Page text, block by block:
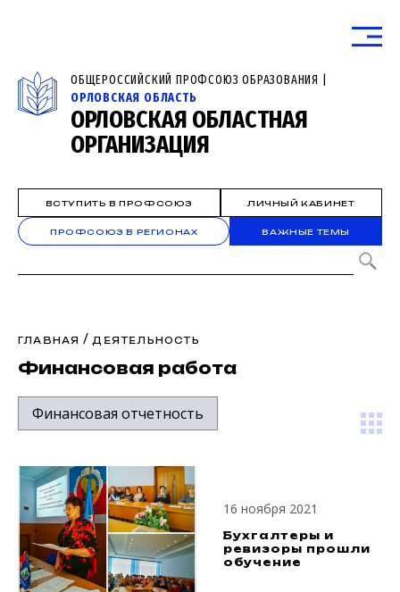
ОБЩЕРОССИЙСКИЙ ПРОФСОЮЗ ОБРАЗОВАНИЯ |
ОРЛОВСКАЯ ОБЛАСТЬ
ОРЛОВСКАЯ ОБЛАСТНАЯ
ОРГАНИЗАЦИЯ
ВСТУПИТЬ В ПРОФСОЮЗ ЛИЧНЫЙ КАБИНЕТ
ПРОФСОЮЗ В РЕГИОНАХ ВАЖНЫЕ ТЕМЫ
ГЛАВНАЯ /ДЕЯТЕЛЬНОСТЬ
Финансовая работа
Финансовая отчетность
16 ноября 2021
Бухгалтеры и
ревизоры прошли
обучение